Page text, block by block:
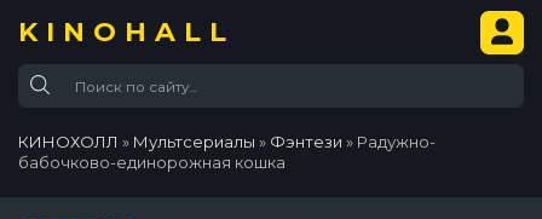
KINOHALL
КИНОХОЛЛ » Мультсериалы » Фэнтези » Радужно-
бабочково-единорожная кошка